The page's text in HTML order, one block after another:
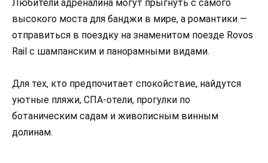
Любители адреналина могут прыгнуть с самого
высокого моста для банджи в мире, а романтики —
отправиться в поездку на знаменитом поезде Rovos
Rail с шампанским и панорамными видами.
Для тех, кто предпочитает спокойствие, найдутся
уютные пляжи, СПА-отели, прогулки по
ботаническим садам и живописным винным
долинам.